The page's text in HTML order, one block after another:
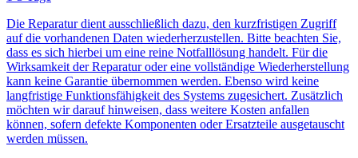
Die Reparatur dient ausschließlich dazu, den kurzfristigen Zugriff
auf die vorhandenen Daten wiederherzustellen. Bitte beachten Sie,
dass es sich hierbei um eine reine Notfalllösung handelt. Für die
Wirksamkeit der Reparatur oder eine vollständige Wiederherstellung
kann keine Garantie übernommen werden. Ebenso wird keine
langfristige Funktionsfähigkeit des Systems zugesichert. Zusätzlich
möchten wir darauf hinweisen, dass weitere Kosten anfallen
können, sofern defekte Komponenten oder Ersatzteile ausgetauscht
werden müssen.